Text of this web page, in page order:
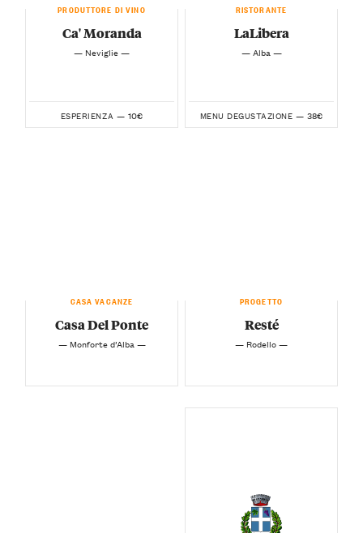
PRODUTTORE DI VINO
Ca' Moranda
— Neviglie —
ESPERIENZA — 10€
RISTORANTE
LaLibera
— Alba —
MENU DEGUSTAZIONE — 38€
CASA VACANZE
Casa Del Ponte
— Monforte d’Alba —
PROGETTO
Resté
— Rodello —